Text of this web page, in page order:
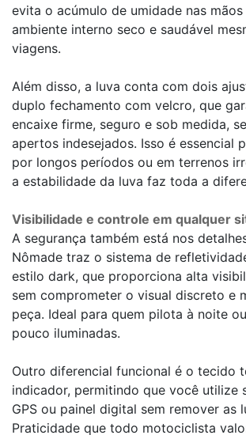
evita o acúmulo de umidade nas
ambiente interno seco e saudável
viagens.
Além disso, a luva conta com dois
duplo fechamento com velcro, que
encaixe firme, seguro e sob medida,
apertos indesejados. Isso é essencial
por longos períodos ou em terrenos
a estabilidade da luva faz toda a
Visibilidade e controle em qualquer
A segurança também está nos
Nômade traz o sistema de
estilo dark, que proporciona alta
sem comprometer o visual discreto e
peça. Ideal para quem pilota à noite
pouco iluminadas.
Outro diferencial funcional é o tecido
indicador, permitindo que você utilize
GPS ou painel digital sem remover as
Praticidade que todo motociclista